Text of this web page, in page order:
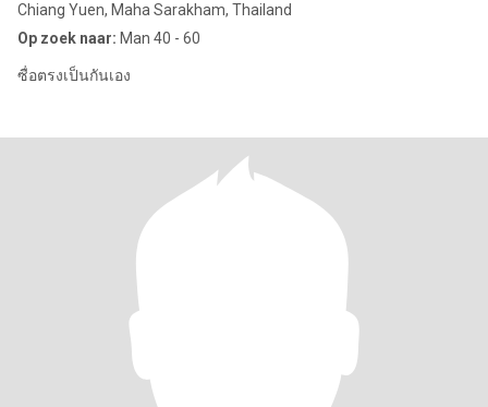
Chiang Yuen, Maha Sarakham, Thailand
Op zoek naar: Man 40 - 60
ซื่อตรงเป็นกันเอง